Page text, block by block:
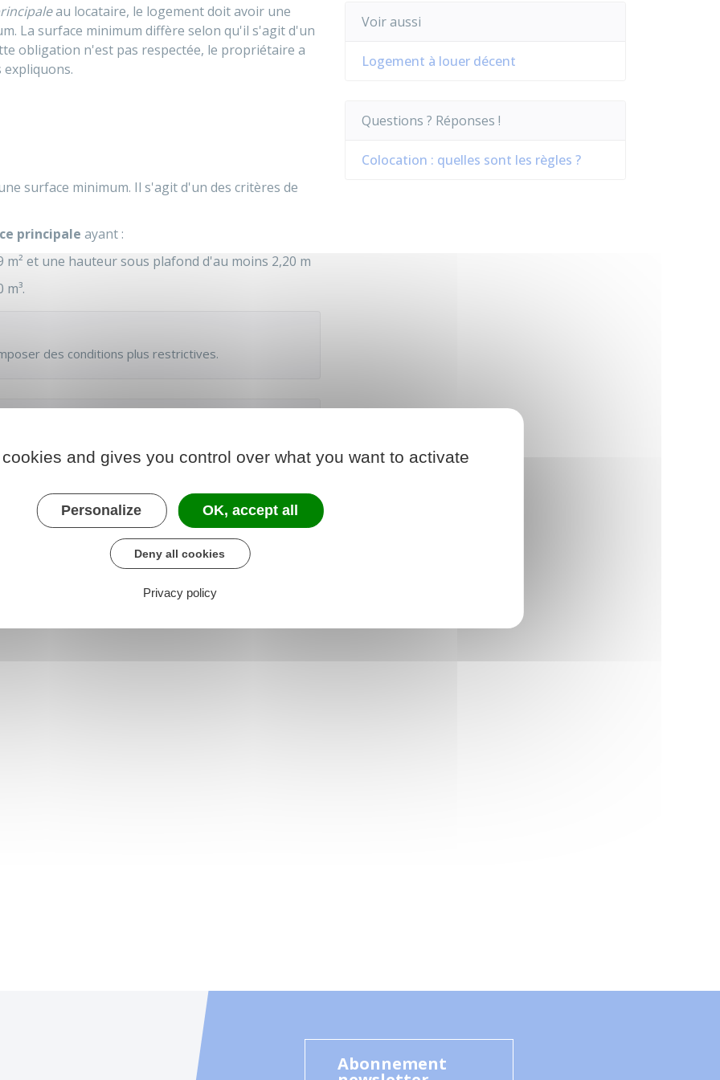
au locataire, le logement doit avoir une
La surface minimum diffère selon qu'il s'agit d'un
obligation n'est pas respectée, le propriétaire a
surface minimum. Il s'agit d'un des critères de
principale ayant :
m² et une hauteur sous plafond d'au moins 2,20 m
des conditions plus restrictives.
recours ?
relatif aux caractéristiques du logement décent
Voir aussi
Logement à louer décent
Questions ? Réponses !
Colocation : quelles sont les règles ?
Abonnement
and gives you control over what you want to activate
Personalize OK, accept all
Deny all cookies
Privacy policy